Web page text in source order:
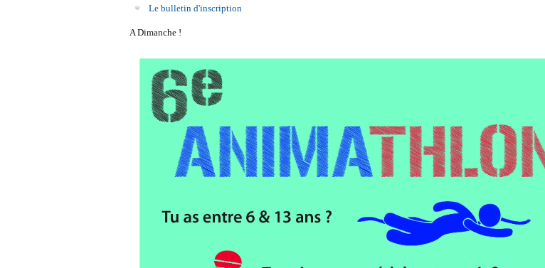
Le bulletin d'inscription
A Dimanche !